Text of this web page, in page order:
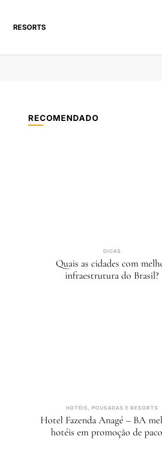
RESORTS
RECOMENDADO
DICAS
Quais as cidades com
infraestrutura do Brasil?
HOTÉIS, POUSADAS E RESORTS
Hotel Fazenda Anagé – BA
hotéis em promoção de